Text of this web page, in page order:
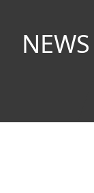
NEWS